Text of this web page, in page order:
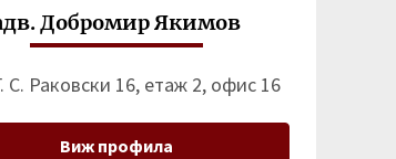
Добромир Якимов
С. Раковски 16, етаж 2, офис 16
Виж профила